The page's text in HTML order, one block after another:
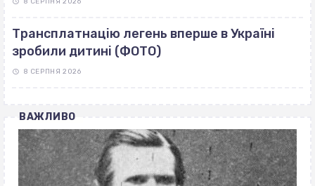
Трансплатнацію легень вперше в Україні
зробили дитині (ФОТО)
8 СЕРПНЯ 2026
ВАЖЛИВО